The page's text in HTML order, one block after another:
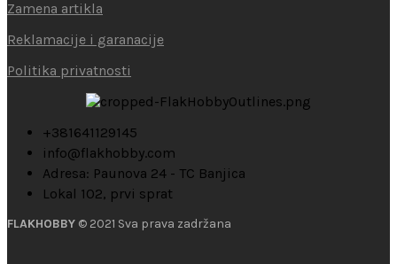
Zamena artikla
Reklamacije i garanacije
Politika privatnosti
+381641129145
info@flakhobby.com
Adresa: Paunova 24 - TC Banjica
Lokal 102, prvi sprat
FLAKHOBBY © 2021 Sva prava zadržana